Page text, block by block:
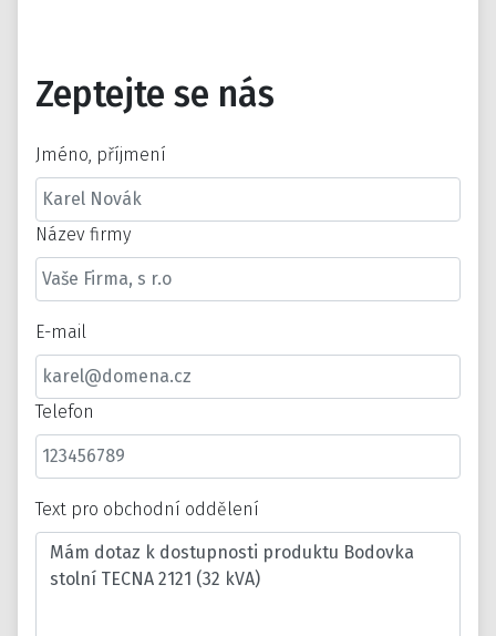
Zeptejte se nás
Jméno, příjmení
Název firmy
E-mail
Telefon
Text pro obchodní oddělení